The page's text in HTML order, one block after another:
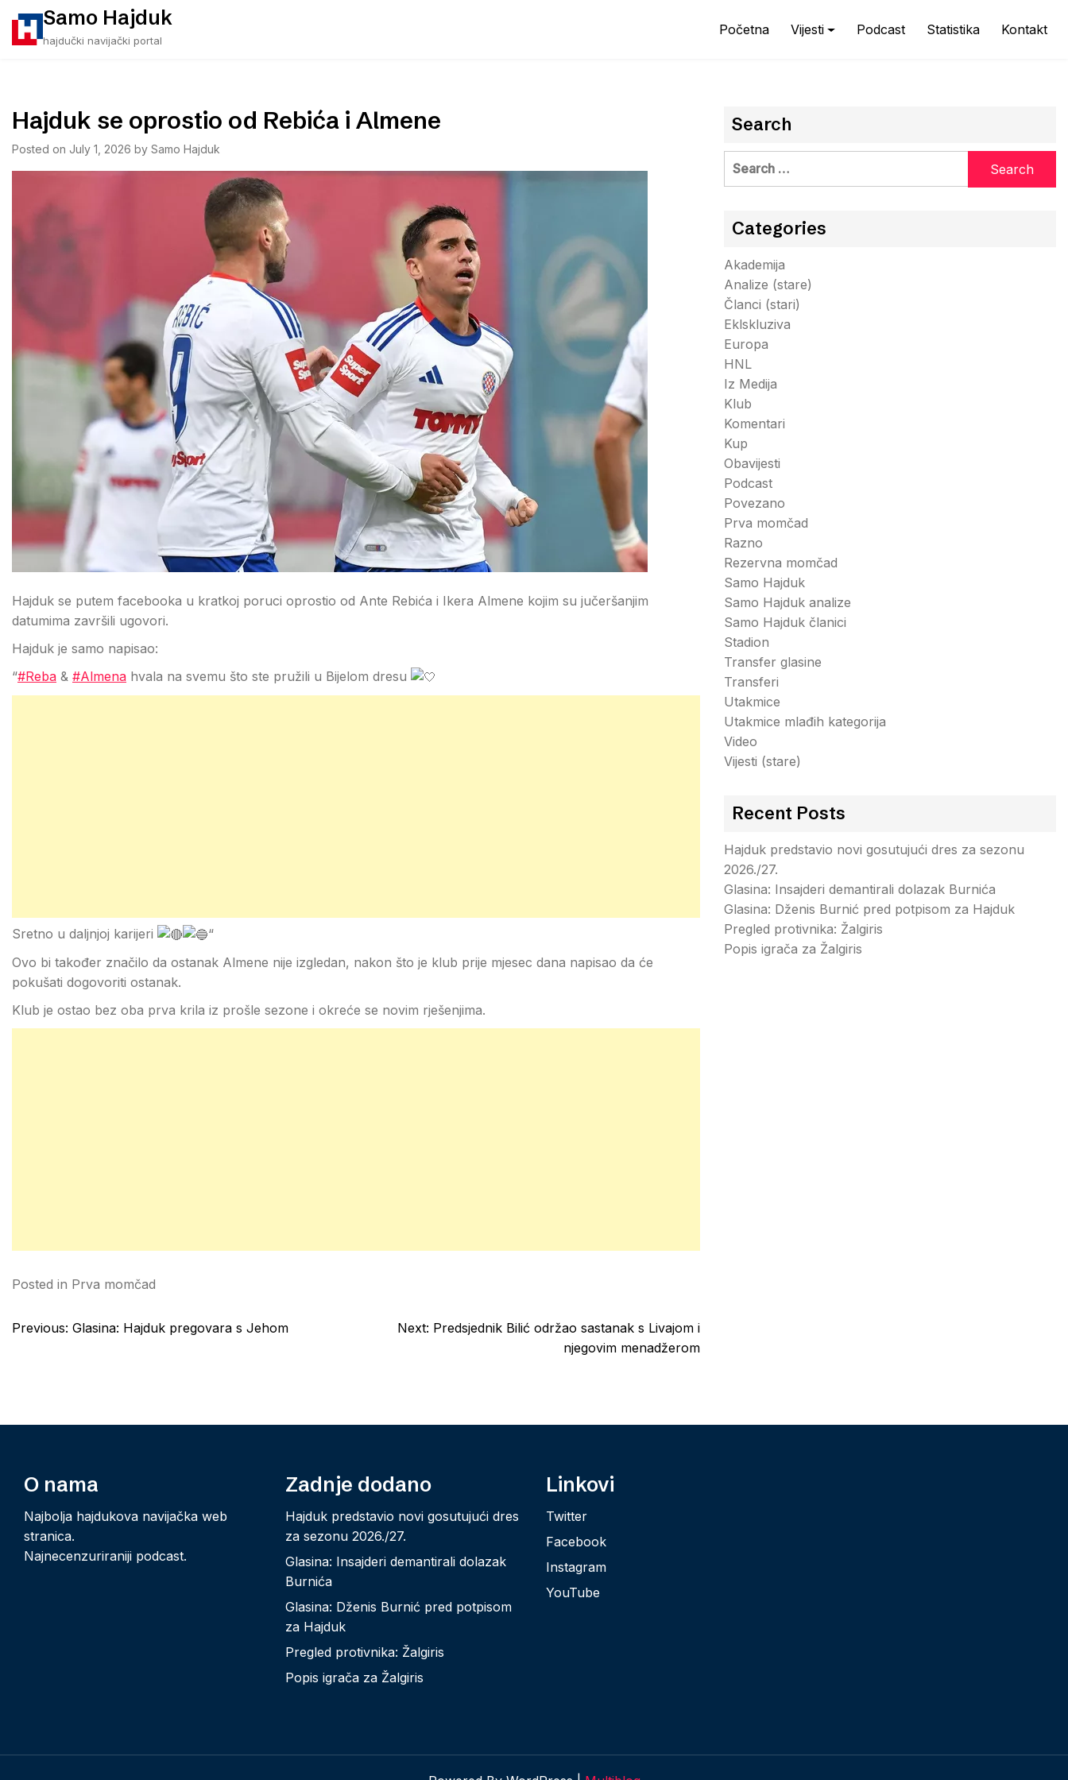
content
Samo Hajduk
hajdučki navijački portal
Početna Vijesti Podcast Statistika Kontakt
Hajduk se oprostio od Rebića i Almene
Posted on July 1, 2026 by Samo Hajduk
Hajduk se putem facebooka u kratkoj poruci oprostio od Ante Rebića i Ikera Almene kojim su jučeršanjim
datumima završili ugovori.
Hajduk je samo napisao:
“#Reba & #Almena hvala na svemu što ste pružili u Bijelom dresu
Sretno u daljnjoj karijeri
“
Ovo bi također značilo da ostanak Almene nije izgledan, nakon što je klub prije mjesec dana napisao da će
pokušati dogovoriti ostanak.
Klub je ostao bez oba prva krila iz prošle sezone i okreće se novim rješenjima.
Posted in Prva momčad
Post
Previous: Glasina: Hajduk pregovara s Jehom Next: Predsjednik Bilić održao sastanak s Livajom i
njegovim menadžerom
Search
Search
Categories
Akademija
Analize (stare)
Članci (stari)
Eklskluziva
Europa
HNL
Iz Medija
Klub
Komentari
Kup
Obavijesti
Podcast
Povezano
Prva momčad
Razno
Rezervna momčad
Samo Hajduk
Samo Hajduk analize
Samo Hajduk članici
Stadion
Transfer glasine
Transferi
Utakmice
Utakmice mlađih kategorija
Video
Vijesti (stare)
Recent Posts
Hajduk predstavio novi gosutujući dres za sezonu
2026./27.
Glasina: Insajderi demantirali dolazak Burnića
Glasina: Dženis Burnić pred potpisom za Hajduk
Pregled protivnika: Žalgiris
Popis igrača za Žalgiris
O nama
Najbolja hajdukova navijačka web
stranica.
Najnecenzuriraniji podcast.
Zadnje dodano
Hajduk predstavio novi gosutujući dres
za sezonu 2026./27.
Glasina: Insajderi demantirali dolazak
Burnića
Glasina: Dženis Burnić pred potpisom
za Hajduk
Pregled protivnika: Žalgiris
Popis igrača za Žalgiris
Linkovi
Twitter
Facebook
Instagram
YouTube